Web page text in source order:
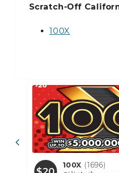
Scratch-Off
100X
100X (1696)